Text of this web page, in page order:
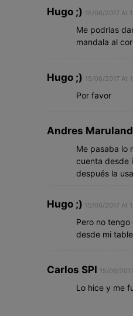
Hugo ;) 15/06/2017 At
Me podrias
mandala al
Hugo ;) 15/06/2017 At
Por favor
Andres
Me pasaba lo
cuenta desde
después la
Hugo ;) 15/06/2017 At
Pero no
desde mi
Carlos SPI 15/06/
Lo hice y me